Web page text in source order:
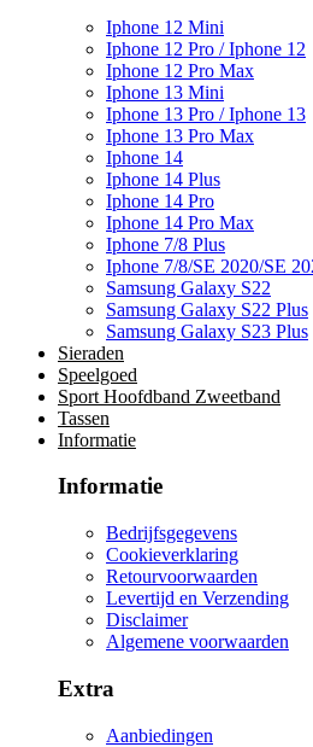
Iphone 12 Mini
Iphone 12 Pro / Iphone 12
Iphone 12 Pro Max
Iphone 13 Mini
Iphone 13 Pro / Iphone 13
Iphone 13 Pro Max
Iphone 14
Iphone 14 Plus
Iphone 14 Pro
Iphone 14 Pro Max
Iphone 7/8 Plus
Iphone 7/8/SE 2020/SE
Samsung Galaxy S22
Samsung Galaxy S22 Plus
Samsung Galaxy S23 Plus
Sieraden
Speelgoed
Sport Hoofdband Zweetband
Tassen
Informatie
Informatie
Bedrijfsgegevens
Cookieverklaring
Retourvoorwaarden
Levertijd en Verzending
Disclaimer
Algemene voorwaarden
Extra
Aanbiedingen